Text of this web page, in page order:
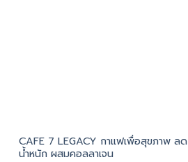
CAFE 7 LEGACY กาแฟเพื่อสุขภาพ ลด
น้ำหนัก ผสมคอลลาเจน